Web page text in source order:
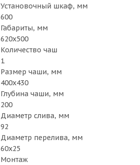
Установочный шкаф, мм
600
Габариты, мм
620x500
Количество чаш
1
Размер чаши, мм
400x430
Глубина чаши, мм
200
Диаметр слива, мм
92
Диаметр перелива, мм
60x25
Монтаж